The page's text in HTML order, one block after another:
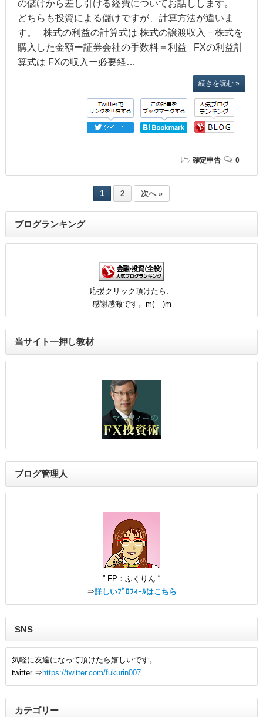
の儲けから差し引ける経費についてお話しします。
どちらも投資による儲けですが、計算方法が違いま
す。 株式の利益の計算式は 株式の譲渡収入－株式を
購入した金額ー証券会社の手数料＝利益 FXの利益計
算式は FXの収入ー必要経…
続きを読む »
確定申告 0
1 2 次へ »
ブログランキング
応援クリック頂けたら、
感謝感激です。m(__)m
当サイト一押し教材
ブログ管理人
” FP：ふくりん “
⇒詳しいﾌﾟﾛﾌｨｰﾙはこちら
SNS
気軽に友達になって頂けたら嬉しいです。
twitter ⇒ https://twitter.com/fukurin007
カテゴリー